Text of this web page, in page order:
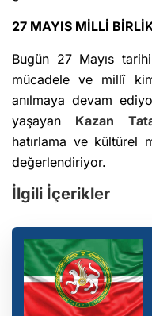
27 MAYIS MİLLİ
Bugün 27 Mayıs
mücadele ve millî
anılmaya devam
yaşayan Kazan
hatırlama ve kültürel
değerlendiriyor.
İlgili İçerikler